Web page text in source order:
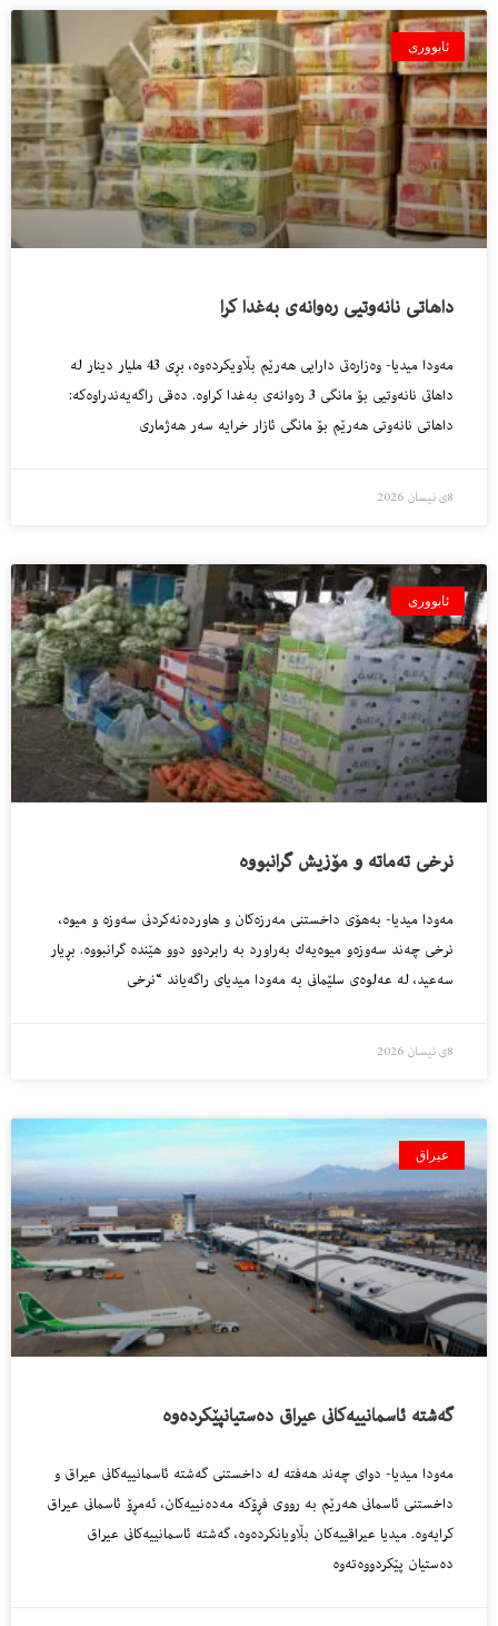
ئابووری
داهاتی نانەوتیی رەوانەی بەغدا کرا
مه‌ودا میدیا- وه‌زاره‌تى دارایی هه‌رێم بڵاویكرده‌وه‌، بڕى 43 ملیار دینار له‌
داهاتى نانه‌وتیی بۆ مانگى 3 ره‌وانه‌ى به‌غدا كراوه‌. ده‌قى راگه‌یه‌ندراوه‌كه‌:
داهاتی نانەوتی هەرێم بۆ مانگی ئازار خرایە سەر هەژماری
8ی نیسان 2026
ئابووری
نرخى ته‌ماته‌ و مۆزیش گرانبووه‌
مه‌ودا میدیا- به‌هۆى داخستنى مه‌رزه‌كان و هاورده‌نه‌كردنى سه‌وزه‌ و میوه‌،
نرخى چه‌ند سه‌وزه‌و میوه‌یه‌ك به‌راورد به‌ رابردوو دوو هێنده‌ گرانبووه‌. بڕیار
سه‌عید، له‌ عه‌لوه‌ى سلێمانى به‌ مه‌ودا میدیاى راگه‌یاند “نرخى
8ی نیسان 2026
عیراق
گه‌شته‌ ئاسمانییه‌كانى عیراق ده‌ستیانپێكرده‌وه‌
مه‌ودا میدیا- دواى چه‌ند هه‌فته‌ له‌ داخستنى گه‌شته‌ ئاسمانییه‌كانى عیراق و
داخستنى ئاسمانى هه‌رێم به‌ رووى فڕۆكه‌ مه‌ده‌نییه‌كان، ئه‌مڕۆ ئاسمانى عیراق
كرایه‌وه‌. میدیا عیراقییه‌كان بڵاویانكرده‌وه‌، گه‌شته‌ ئاسمانییه‌كانى عیراق
ده‌ستیان پێكردووه‌ته‌وه‌